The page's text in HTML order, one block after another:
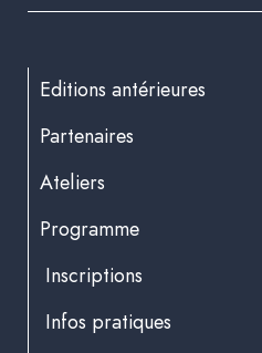
Editions antérieures
Partenaires
Ateliers
Programme
Inscriptions
Infos pratiques